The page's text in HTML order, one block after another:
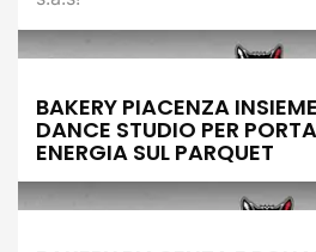
BAKERY PIACENZA
DANCE STUDIO PER
ENERGIA SUL PARQUET